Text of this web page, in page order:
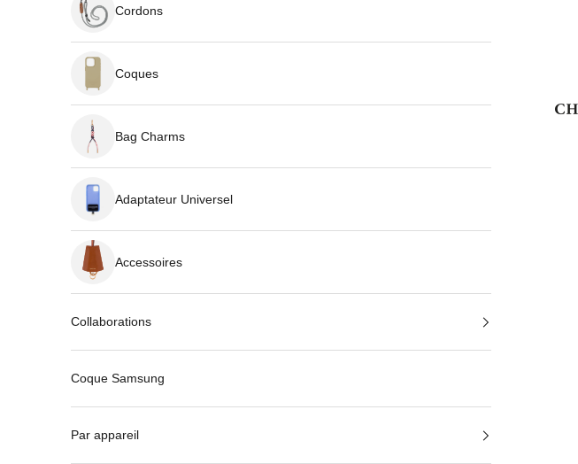
Cordons
Coques
Bag Charms
Adaptateur Universel
Accessoires
Collaborations
Coque Samsung
Par appareil